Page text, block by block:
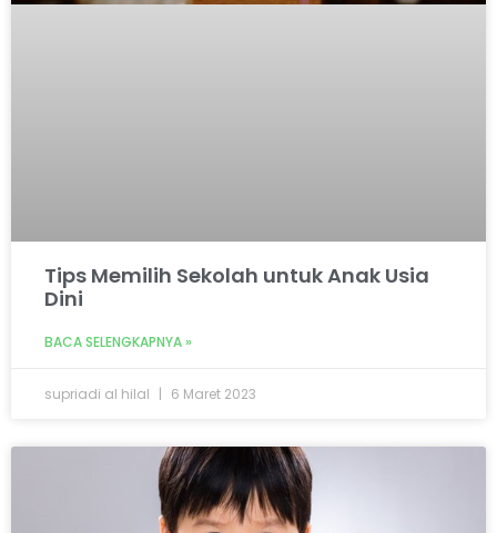
Tips Memilih Sekolah untuk Anak Usia
Dini
BACA SELENGKAPNYA »
supriadi al hilal 6 Maret 2023